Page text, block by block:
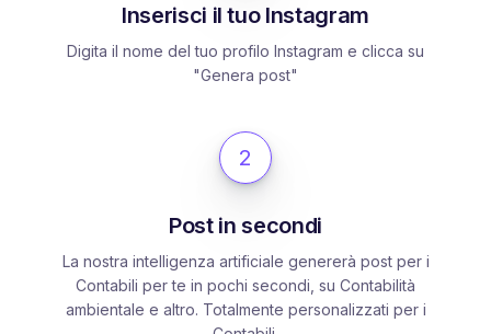
Inserisci il tuo Instagram
Digita il nome del tuo profilo Instagram e clicca su
"Genera post"
2
Post in secondi
La nostra intelligenza artificiale genererà post per i
Contabili per te in pochi secondi, su Contabilità
ambientale e altro. Totalmente personalizzati per i